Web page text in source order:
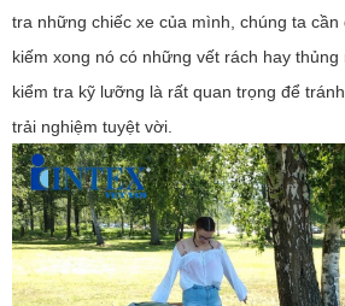
tra những chiếc xe của mình, chúng ta
kiếm xong nó có những vết rách hay
kiểm tra kỹ lưỡng là rất quan trọng để
trải nghiệm tuyệt vời.